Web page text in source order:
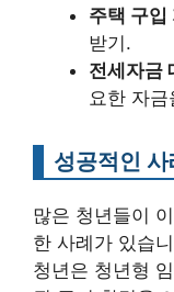
주택 구입
받기.
전세자금
요한 자
성공적인 사
많은 청년들이
한 사례가 있습
청년은 청년형